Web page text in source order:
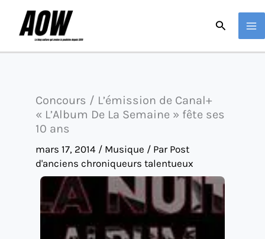
Concours / L’émission de Canal+
« L’Album De La Semaine » fête ses
10 ans
mars 17, 2014 / Musique / Par Post
d'anciens chroniqueurs talentueux